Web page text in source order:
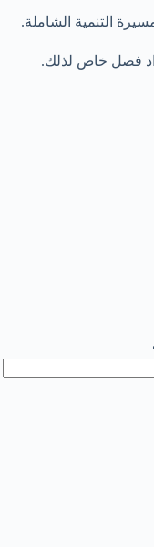
التنمية الشاملة.
فصل خاص لذلك.